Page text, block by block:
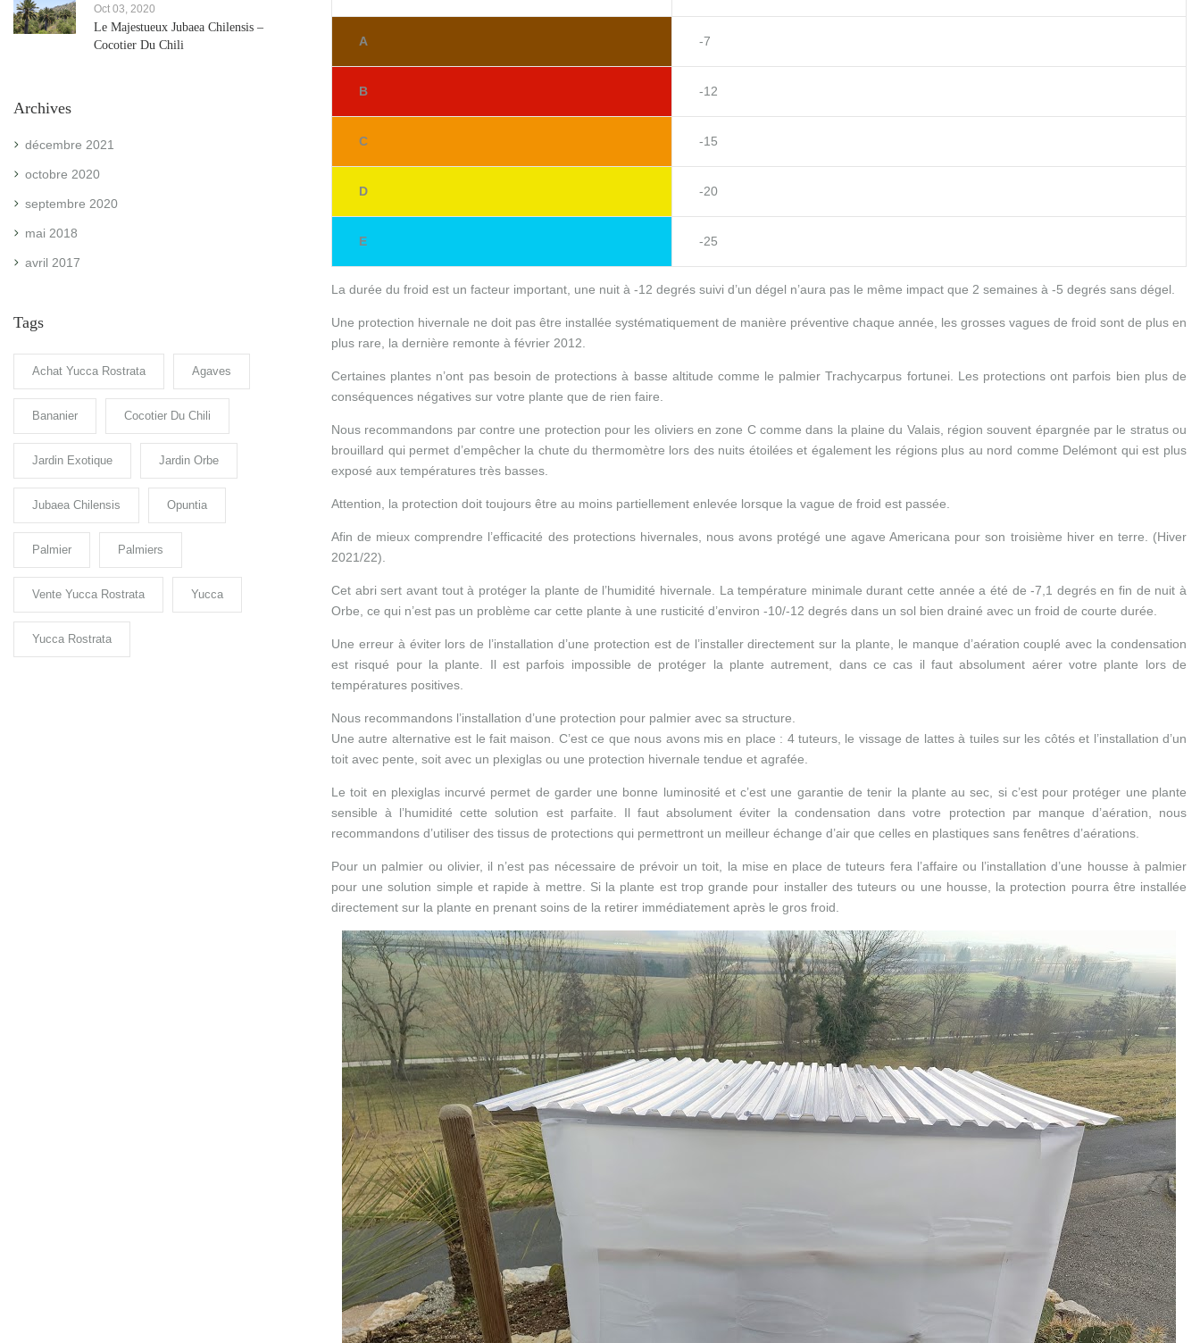
Oct 03, 2020
Le Majestueux Jubaea Chilensis –
Cocotier Du Chili
Archives
décembre 2021
octobre 2020
septembre 2020
mai 2018
avril 2017
Tags
Achat Yucca Rostrata Agaves
Bananier Cocotier Du Chili
Jardin Exotique Jardin Orbe
Jubaea Chilensis Opuntia
Palmier Palmiers
Vente Yucca Rostrata Yucca
Yucca Rostrata
A -7
B -12
C -15
D -20
E -25
La durée du froid est un facteur important, une nuit à -12 degrés suivi d’un dégel n’aura pas le même impact que 2 semaines à -5 degrés sans dégel.
Une protection hivernale ne doit pas être installée systématiquement de manière préventive chaque année, les grosses vagues de froid sont de plus en
plus rare, la dernière remonte à février 2012.
Certaines plantes n’ont pas besoin de protections à basse altitude comme le palmier Trachycarpus fortunei. Les protections ont parfois bien plus de
conséquences négatives sur votre plante que de rien faire.
Nous recommandons par contre une protection pour les oliviers en zone C comme dans la plaine du Valais, région souvent épargnée par le stratus ou
brouillard qui permet d’empêcher la chute du thermomètre lors des nuits étoilées et également les régions plus au nord comme Delémont qui est plus
exposé aux températures très basses.
Attention, la protection doit toujours être au moins partiellement enlevée lorsque la vague de froid est passée.
Afin de mieux comprendre l’efficacité des protections hivernales, nous avons protégé une agave Americana pour son troisième hiver en terre. (Hiver
2021/22).
Cet abri sert avant tout à protéger la plante de l’humidité hivernale. La température minimale durant cette année a été de -7,1 degrés en fin de nuit à
Orbe, ce qui n’est pas un problème car cette plante à une rusticité d’environ -10/-12 degrés dans un sol bien drainé avec un froid de courte durée.
Une erreur à éviter lors de l’installation d’une protection est de l’installer directement sur la plante, le manque d’aération couplé avec la condensation
est risqué pour la plante. Il est parfois impossible de protéger la plante autrement, dans ce cas il faut absolument aérer votre plante lors de
températures positives.
Nous recommandons l’installation d’une protection pour palmier avec sa structure.
Une autre alternative est le fait maison. C’est ce que nous avons mis en place : 4 tuteurs, le vissage de lattes à tuiles sur les côtés et l’installation d’un
toit avec pente, soit avec un plexiglas ou une protection hivernale tendue et agrafée.
Le toit en plexiglas incurvé permet de garder une bonne luminosité et c’est une garantie de tenir la plante au sec, si c’est pour protéger une plante
sensible à l’humidité cette solution est parfaite. Il faut absolument éviter la condensation dans votre protection par manque d’aération, nous
recommandons d’utiliser des tissus de protections qui permettront un meilleur échange d’air que celles en plastiques sans fenêtres d’aérations.
Pour un palmier ou olivier, il n’est pas nécessaire de prévoir un toit, la mise en place de tuteurs fera l’affaire ou l’installation d’une housse à palmier
pour une solution simple et rapide à mettre. Si la plante est trop grande pour installer des tuteurs ou une housse, la protection pourra être installée
directement sur la plante en prenant soins de la retirer immédiatement après le gros froid.